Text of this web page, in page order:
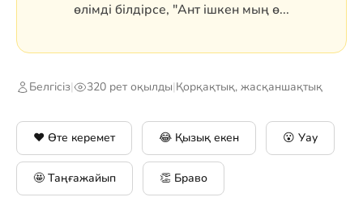
өлімді білдірсе, "Ант ішкен мың ө...
Белгісіз| 320 рет оқылды|Қорқақтық, жасқаншақтық
❤️ Өте керемет 😂 Қызық екен 😮 Уау
🤩 Таңғажайып 👏 Браво